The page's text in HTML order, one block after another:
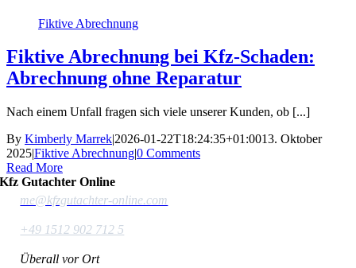
Fiktive Abrechnung
Fiktive Abrechnung bei Kfz-Schaden:
Abrechnung ohne Reparatur
Nach einem Unfall fragen sich viele unserer Kunden, ob [...]
By Kimberly Marrek|2026-01-22T18:24:35+01:0013. Oktober
2025|Fiktive Abrechnung|0 Comments
Read More
Kfz Gutachter Online
me@kfzgutachter-online.com
+49 1512 902 712 5
Überall vor Ort